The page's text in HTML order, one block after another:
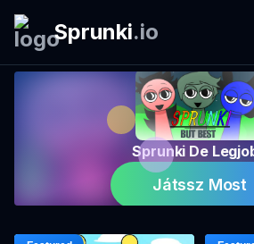
Sprunki.io
Sprunki De
Játssz Most